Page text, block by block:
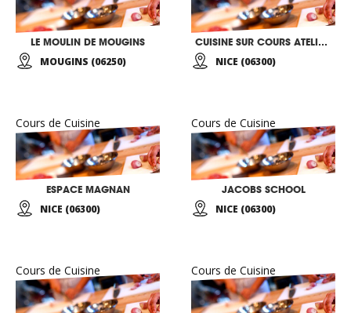
LE MOULIN DE MOUGINS
MOUGINS (06250)
CUISINE SUR COURS ATELIER GASTRONOMIQUE
NICE (06300)
Cours de Cuisine
ESPACE MAGNAN
NICE (06300)
Cours de Cuisine
JACOBS SCHOOL
NICE (06300)
Cours de Cuisine Cours de Cuisine